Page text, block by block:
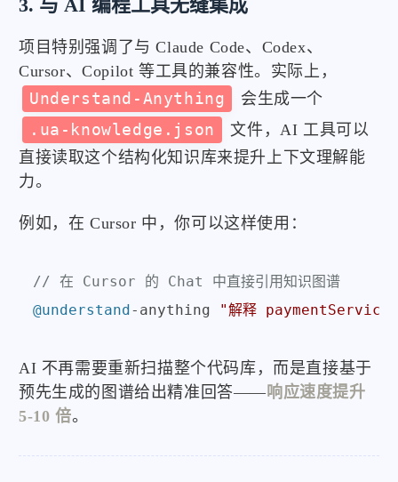
3. 与 AI 编程工具无缝集成
项目特别强调了与 Claude Code、Codex、
Cursor、Copilot 等工具的兼容性。实际上，
Understand-Anything
会生成一个
.ua-knowledge.json
文件，AI 工具可以
直接读取这个结构化知识库来提升上下文理解能
力。
例如，在 Cursor 中，你可以这样使用：
// 在 Cursor 的 Chat 中直接引用知识图谱
@understand-anything "解释 paymentService
AI 不再需要重新扫描整个代码库，而是直接基于
预先生成的图谱给出精准回答—— 响应速度提升
5-10 倍。